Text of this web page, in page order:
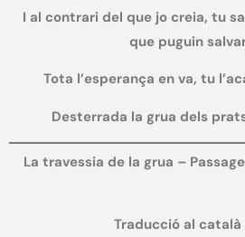
I al contrari del que jo creia, tu
que puguin
Tota l’esperança en va, tu
Desterrada la grua dels
La travessia de la grua –
Traducció al català